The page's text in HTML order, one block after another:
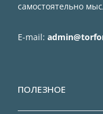
самостоятельно
E-mail:
ПОЛЕЗНОЕ